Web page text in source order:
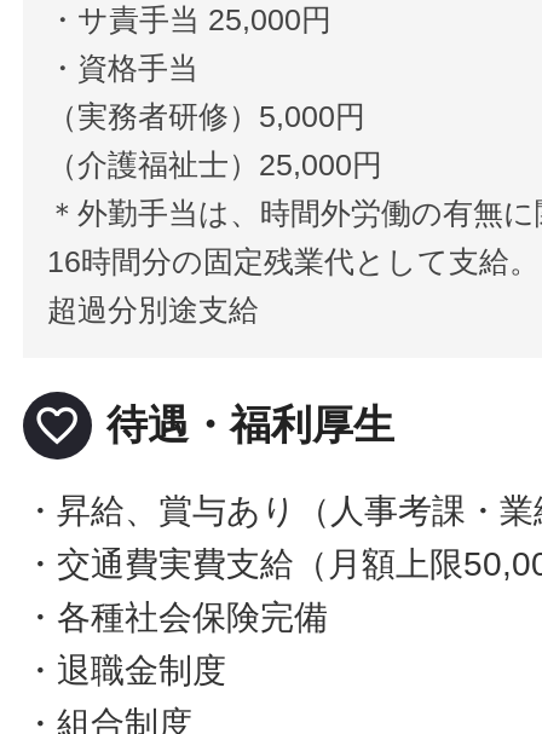
・サ責手当 25,000円
・資格手当
（実務者研修）5,000円
（介護福祉士）25,000円
＊外勤手当は、時間外労働の有無
16時間分の固定残業代として支給。
超過分別途支給
favorite_border 待遇・福利厚生
・昇給、賞与あり（人事考課・
・交通費実費支給（月額上限
・各種社会保険完備
・退職金制度
・組合制度